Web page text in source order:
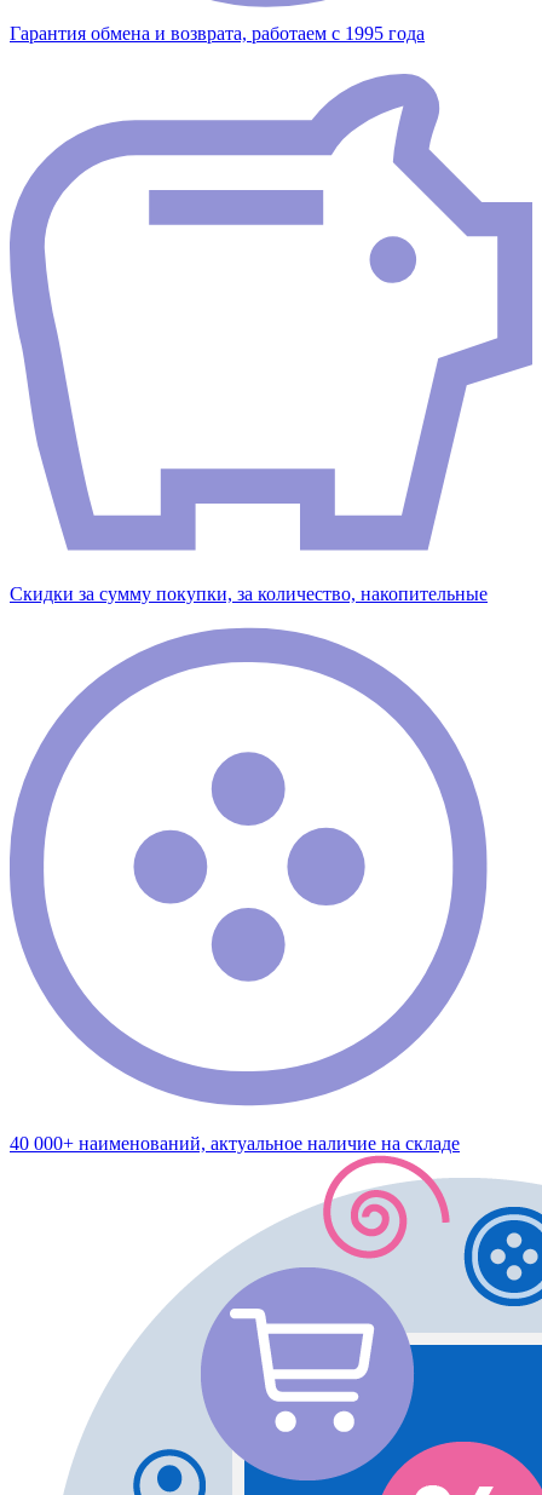
Гарантия обмена и возврата, работаем с 1995 года
Скидки за сумму покупки, за количество, накопительные
40 000+ наименований, актуальное наличие на складе